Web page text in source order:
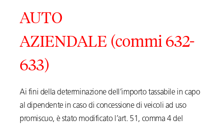
AUTO
AZIENDALE (commi 632-
633)
Ai fini della determinazione dell’importo tassabile in capo
al dipendente in caso di concessione di veicoli ad uso
promiscuo, è stato modificato l’art. 51, comma 4 del